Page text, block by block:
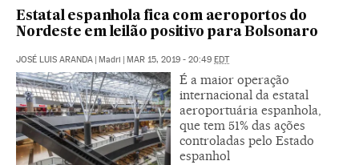
Estatal espanhola fica com aeroportos do
Nordeste em leilão positivo para Bolsonaro
JOSÉ LUIS ARANDA Madri MAR 15, 2019 - 20:49 EDT
É a maior operação
internacional da estatal
aeroportuária espanhola,
que tem 51% das ações
controladas pelo Estado
espanhol